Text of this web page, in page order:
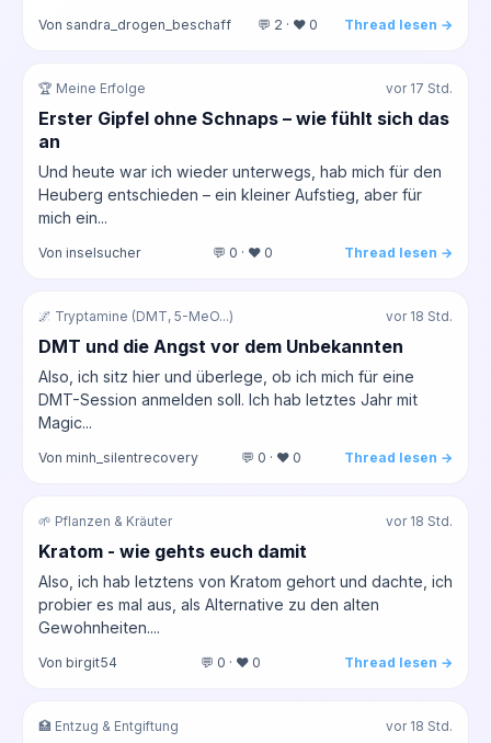
Von sandra_drogen_beschaff 💬 2 · ❤️ 0 Thread lesen →
🏆 Meine Erfolge vor 17 Std.
Erster Gipfel ohne Schnaps – wie fühlt sich das
an
Und heute war ich wieder unterwegs, hab mich für den
Heuberg entschieden – ein kleiner Aufstieg, aber für
mich ein...
Von inselsucher 💬 0 · ❤️ 0 Thread lesen →
🌌 Tryptamine (DMT, 5-MeO...) vor 18 Std.
DMT und die Angst vor dem Unbekannten
Also, ich sitz hier und überlege, ob ich mich für eine
DMT-Session anmelden soll. Ich hab letztes Jahr mit
Magic...
Von minh_silentrecovery 💬 0 · ❤️ 0 Thread lesen →
🌱 Pflanzen & Kräuter vor 18 Std.
Kratom - wie gehts euch damit
Also, ich hab letztens von Kratom gehort und dachte, ich
probier es mal aus, als Alternative zu den alten
Gewohnheiten....
Von birgit54 💬 0 · ❤️ 0 Thread lesen →
🏥 Entzug & Entgiftung vor 18 Std.